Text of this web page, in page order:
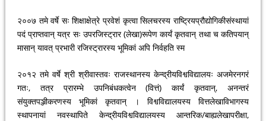
२००७ तमे वर्षे सः शिक्षाक्षेत्रे प्रवेशं कृत्वा सिलचरस्य राष्ट्रियप्रौद्योगिकीसंस्थायां
पदं प्राप्तवान् यत्र सः उपरजिस्ट्रार (लेखा)रूपेण कार्यं कृतवान् तथा च कतिपयान्
मासान् यावत् प्रभारी रजिस्ट्रारस्य भूमिकां अपि निर्वहति स्म
२०१२ तमे वर्षे श्री श्रीवास्तवः राजस्थानस्य केन्द्रीयविश्वविद्यालयः अजमेरनगरं
गतः, तत्र प्रारम्भे उपनिबंधकत्वेन (वित्तं) कार्यं कृतवान्, अनन्तरं
संयुक्तपञ्जीकरणस्य भूमिकां कृतवान् । विश्वविद्यालयस्य वित्तलेखाविभागस्य
स्थापनायां नवस्थापिते केन्द्रीयविश्वविद्यालयस्य आन्तरिक/बाह्यलेखापरीक्षा,